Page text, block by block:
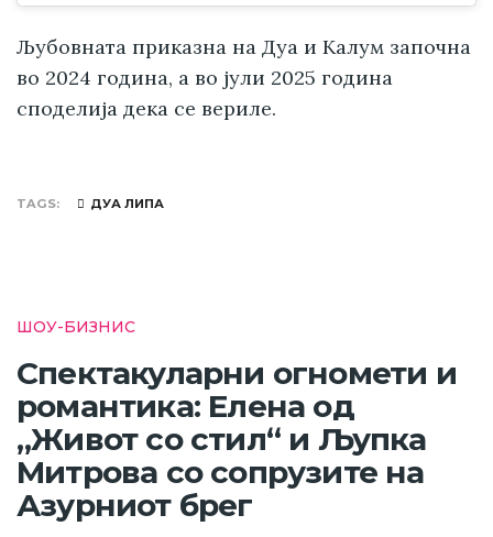
Љубовната приказна на Дуа и Калум започна
во 2024 година, а во јули 2025 година
споделија дека се вериле.
TAGS ДУА ЛИПА
ШОУ-БИЗНИС
Спектакуларни огномети и
романтика: Елена од
„Живот со стил“ и Љупка
Митрова со сопрузите на
Азурниот брег